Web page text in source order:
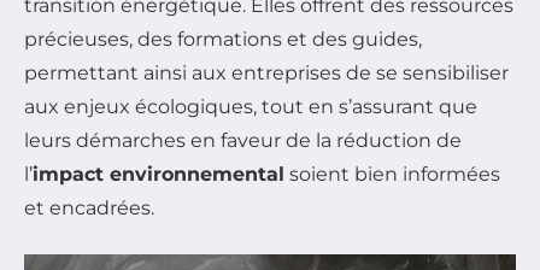
transition énergétique. Elles offrent des ressources
précieuses, des formations et des guides,
permettant ainsi aux entreprises de se sensibiliser
aux enjeux écologiques, tout en s’assurant que
leurs démarches en faveur de la réduction de
l’impact environnemental soient bien informées
et encadrées.